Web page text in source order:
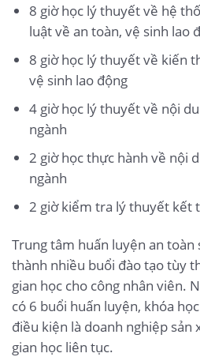
8 giờ học lý thuyết về hệ
luật về an toàn, vệ sinh lao
8 giờ học lý thuyết về kiến
vệ sinh lao động
4 giờ học lý thuyết về nội
ngành
2 giờ học thực hành về nội
ngành
2 giờ kiểm tra lý thuyết kết
Trung tâm huấn luyện an toàn
thành nhiều buổi đào tạo tùy
gian học cho công nhân viên.
có 6 buổi huấn luyện, khóa
điều kiện là doanh nghiệp
gian học liên tục.